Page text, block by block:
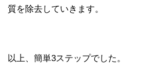
質を除去していきます。
以上、簡単3ステップでした。